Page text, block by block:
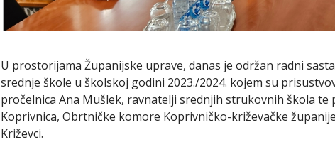
U prostorijama Županijske uprave, danas je održan radni
srednje škole u školskoj godini 2023./2024. kojem su
pročelnica Ana Mušlek, ravnatelji srednjih strukovnih škola te
Koprivnica, Obrtničke komore Koprivničko-križevačke
Križevci.